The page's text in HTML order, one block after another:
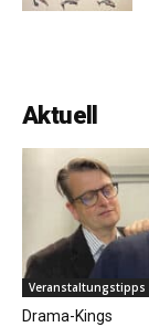
Aktuell
Veranstaltungstipps
Drama-Kings